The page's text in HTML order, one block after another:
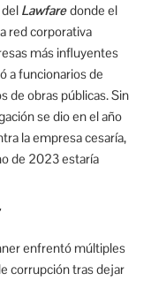
Lawfare donde el
red corporativa
más influyentes
a funcionarios de
de obras públicas. Sin
se dio en el año
la empresa cesaría,
de 2023 estaría
enfrentó múltiples
corrupción tras dejar